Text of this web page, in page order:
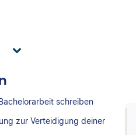
schreiben
zur Verteidigung deiner